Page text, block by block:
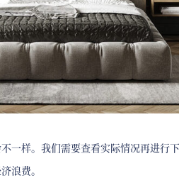
一样。我们需要查看实际情况再进行
浪费。